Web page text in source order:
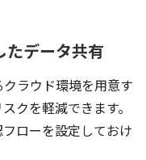
たデータ共有
ラウド環境を用意す
クを軽減できます。
ローを設定しておけ